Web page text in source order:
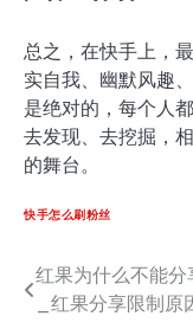
总之，在快手上，
实自我、幽默风趣
是绝对的，每个人
去发现、去挖掘，
的舞台。
快手怎么刷粉丝
文红果为什么不能分
_红果分享限制原